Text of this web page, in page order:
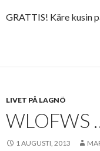
GRATTIS! Käre kusin
LIVET PÅ LAGNÖ
WLOFWS
1 AUGUSTI, 2013